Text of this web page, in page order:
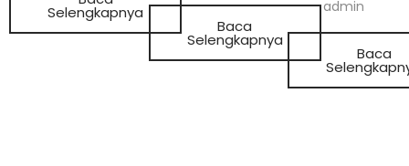
Selengkapnya
Baca
Selengkapnya
admin
Baca